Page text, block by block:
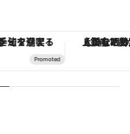
スカーナの郷土料理の手法で満喫！ 【銀座で出合う最旬美容】美髪ケアや上質